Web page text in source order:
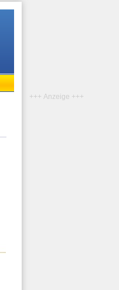
+++ Anzeige +++